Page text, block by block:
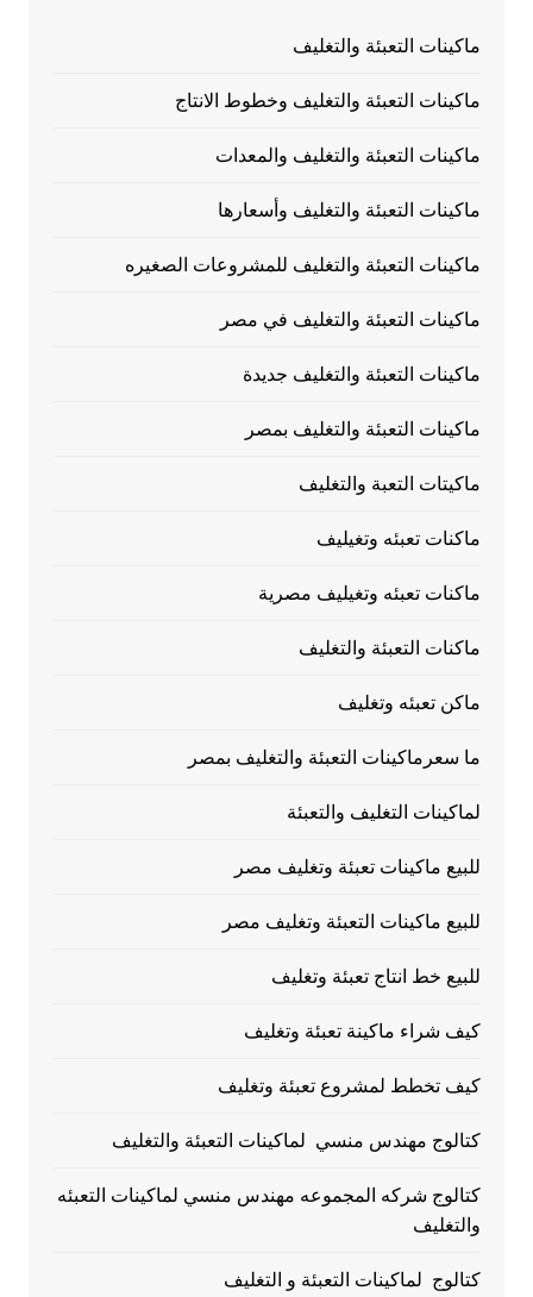
ماكينات التعبئة والتغليف
ماكينات التعبئة والتغليف وخطوط الانتاج
ماكينات التعبئة والتغليف والمعدات
ماكينات التعبئة والتغليف وأسعارها
ماكينات التعبئة والتغليف للمشروعات الصغيره
ماكينات التعبئة والتغليف في مصر
ماكينات التعبئة والتغليف جديدة
ماكينات التعبئة والتغليف بمصر
ماكيتات التعبة والتغليف
ماكنات تعبئه وتغيليف
ماكنات تعبئه وتغيليف مصرية
ماكنات التعبئة والتغليف
ماكن تعبئه وتغليف
ما سعرماكينات التعبئة والتغليف بمصر
لماكينات التغليف والتعبئة
للبيع ماكينات تعبئة وتغليف مصر
للبيع ماكينات التعبئة وتغليف مصر
للبيع خط انتاج تعبئة وتغليف
كيف شراء ماكينة تعبئة وتغليف
كيف تخطط لمشروع تعبئة وتغليف
كتالوج مهندس منسي لماكينات التعبئة والتغليف
كتالوج شركه المجموعه مهندس منسي لماكينات التعبئه
والتغليف
كتالوج لماكينات التعبئة و التغليف